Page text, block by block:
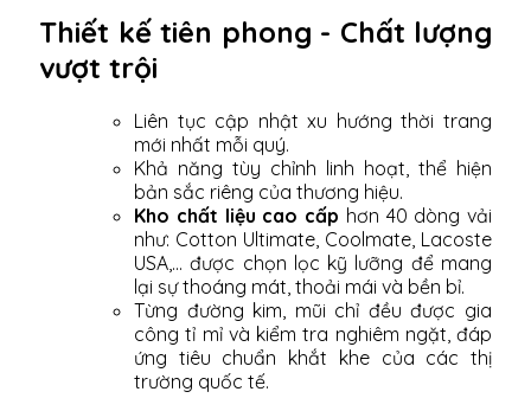
Thiết kế tiên phong - Chất lượng
vượt trội
Liên tục cập nhật xu hướng thời trang
mới nhất mỗi quý.
Khả năng tùy chỉnh linh hoạt, thể hiện
bản sắc riêng của thương hiệu.
Kho chất liệu cao cấp hơn 40 dòng vải
như: Cotton Ultimate, Coolmate, Lacoste
USA,... được chọn lọc kỹ lưỡng để mang
lại sự thoáng mát, thoải mái và bền bỉ.
Từng đường kim, mũi chỉ đều được gia
công tỉ mỉ và kiểm tra nghiêm ngặt, đáp
ứng tiêu chuẩn khắt khe của các thị
trường quốc tế.